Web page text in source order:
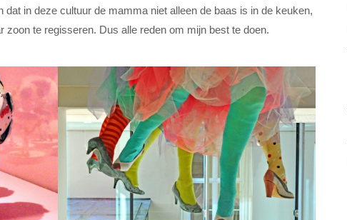
in deze cultuur de mamma niet alleen de baas is in de keuken,
zoon te regisseren. Dus alle reden om mijn best te doen.